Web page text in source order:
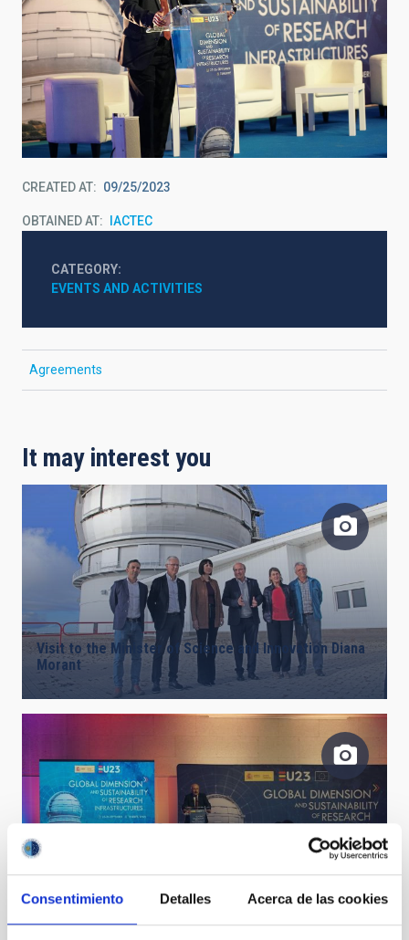
Consentimiento Detalles Acerca de las cookies
CREATED AT 09/25/2023
OBTAINED AT IACTEC
CATEGORY
EVENTS AND ACTIVITIES
Agreements
It may interest you
Visit to the Minister of Science and Innovation Diana
Morant
Conferencia de las Infraestructuras de Investigación
en IACTEC